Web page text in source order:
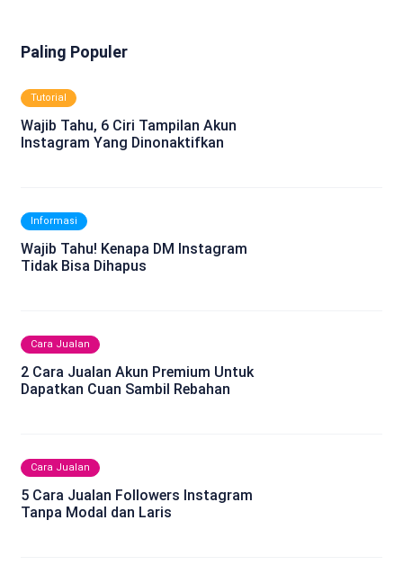
Paling Populer
Tutorial
Wajib Tahu, 6 Ciri Tampilan Akun
Instagram Yang Dinonaktifkan
Informasi
Wajib Tahu! Kenapa DM Instagram
Tidak Bisa Dihapus
Cara Jualan
2 Cara Jualan Akun Premium Untuk
Dapatkan Cuan Sambil Rebahan
Cara Jualan
5 Cara Jualan Followers Instagram
Tanpa Modal dan Laris